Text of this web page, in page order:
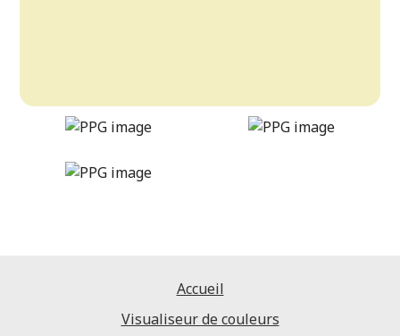
banana-pudding
DLX1212-2
Accueil
Visualiseur de couleurs